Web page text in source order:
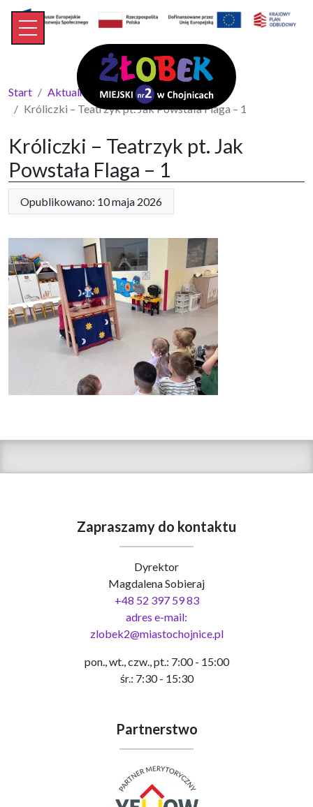
Start
Aktualności
Króliczki – Teatrzyk pt. Jak Powstała Flaga – 1
Króliczki – Teatrzyk pt. Jak
Powstała Flaga – 1
Opublikowano: 10 maja 2026
Zapraszamy do kontaktu
Dyrektor
Magdalena Sobieraj
+48 52 397 59 83
adres e-mail:
zlobek2@miastochojnice.pl
pon., wt., czw., pt.: 7:00 - 15:00
śr.: 7:30 - 15:30
Partnerstwo